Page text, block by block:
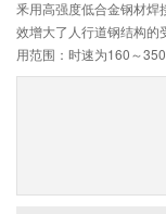
釆用高强度低合金钢材焊
效增大了人行道钢结构的
用范围：时速为160～